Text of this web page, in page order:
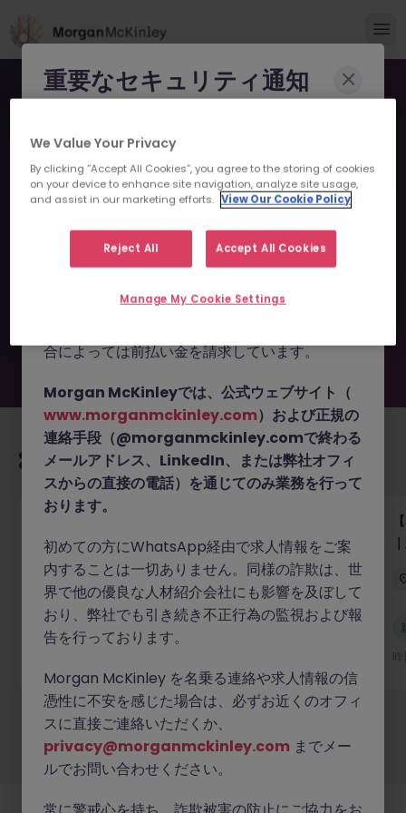
申し訳ございません。こちら
の求人の掲載は終了しまし
た。
あなたにおすすめの求人
ケター／テクニカルライター（バイリンガル優遇・派
遣）
東京 有期雇用 時給 3000円～3500円
新着
もっと見る
採用企業様新着求人最新トピックス当社について 法務クッキーの設定
重要なセキュリティ通知
になりすまし、求職者を詐欺に巻き込もうとする
事例が報告されています。
偽のウェブサイトやドメイ
（例： morganmckinleyjob.com、
morganmckinleyhire.com
）を使用し、虚偽の
で、WhatsApp などのメッセージアプリを通じ
合によっては前払い金を請求しています。
Morgan McKinleyでは、公式ウェブサイト（
www.morganmckinley.com）および正規の
連絡手段（@morganmckinley.comで終わる
メールアドレス、LinkedIn、または弊社オフィ
スからの直接の電話）を通じてのみ業務を行って
おります。
初めての方にWhatsApp経由で求人情報をご案
内することは一切ありません。同様の詐欺は、世
界で他の優良な人材紹介会社にも影響を及ぼして
おり、弊社でも引き続き不正行為の監視および報
告を行っております。
Morgan McKinley を名乗る連絡や求人情報の信
憑性に不安を感じた場合は、必ずお近くのオフィ
スに直接ご連絡いただくか、
privacy@morganmckinley.com までメー
ルでお問い合わせください。
We Value Your Privacy
By clicking “Accept All Cookies”, you agree to the storing of cookies
on your device to enhance site navigation, analyze site usage,
and assist in our marketing efforts. View Our Cookie Policy
Reject All Accept All Cookies
Manage My Cookie Settings